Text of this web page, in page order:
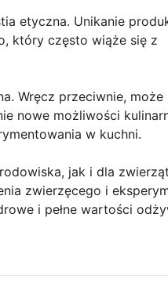
etyczna. Unikanie
który często wiąże się z
Wręcz przeciwnie, może
nowe możliwości
w kuchni.
jak i dla
zwierzęcego i
i pełne wartości